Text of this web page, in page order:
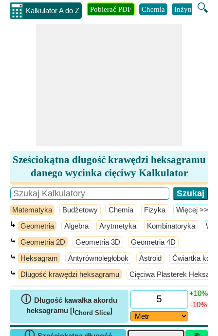
Kalkulator A do Z 🔍
Pobierać PDF Chemia Inżynieria
Sześciokątna długość krawędzi heksagramu
danego wycinka cięciwy Kalkulator
Matematyka Budżetowy Chemia Fizyka ​Więcej >>
↳ Geometria Algebra Arytmetyka Kombinatoryka
⤿ Geometria 2D Geometria 3D Geometria 4D
⤿ Heksagram Antyrównoległobok Astroid Ćwiartka koła
⤿ Długość krawędzi heksagramu Cięciwa Plasterek
ⓘ Długość kawałka akordu
heksagramu [lChord Slice]
+10%
-10%